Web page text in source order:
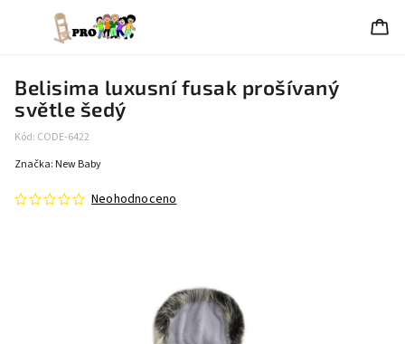
Belisima luxusní fusak prošívaný
světle šedý
Kód: CODE-6422
Neohodnoceno
Značka: New Baby